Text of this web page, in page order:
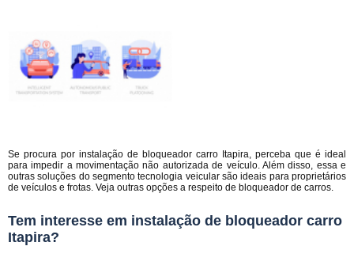
Se procura por instalação de bloqueador carro Itapira, perceba que é ideal
para impedir a movimentação não autorizada de veículo. Além disso, essa e
outras soluções do segmento tecnologia veicular são ideais para proprietários
de veículos e frotas. Veja outras opções a respeito de bloqueador de carros.
Tem interesse em instalação de bloqueador carro
Itapira?